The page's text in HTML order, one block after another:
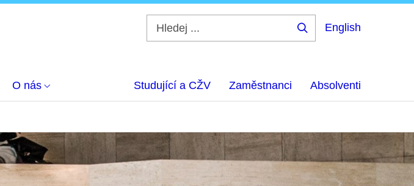
English
O nás Studující a CŽV Zaměstnanci Absolventi